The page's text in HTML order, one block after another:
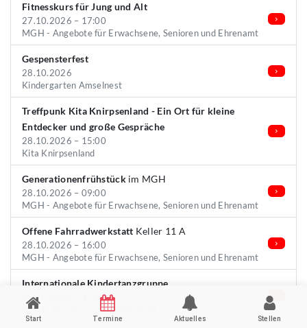
Fitnesskurs für Jung und Alt
27.10.2026 – 17:00
MGH - Angebote für Erwachsene, Senioren und Ehrenamt
Gespensterfest
28.10.2026
Kindergarten Amselnest
Treffpunk Kita Knirpsenland - Ein Ort für kleine
Entdecker und große Gespräche
28.10.2026 – 15:00
Kita Knirpsenland
Generationenfrühstückim MGH
28.10.2026 – 09:00
MGH - Angebote für Erwachsene, Senioren und Ehrenamt
Offene Fahrradwerkstatt Keller 11 A
28.10.2026 – 16:00
MGH - Angebote für Erwachsene, Senioren und Ehrenamt
Internationale Kindertanzgruppe
28.10.2026 – 17:00
MGH - Kinder- und Jugendarbeit
Start Termine Aktuelles Stellen